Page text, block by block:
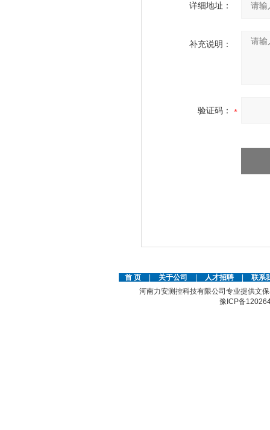
详细地址：
补充说明：
验证码：
首 页 关于公司 人才招聘
联系
河南力安测控科技有限公司专业提供文
豫ICP备